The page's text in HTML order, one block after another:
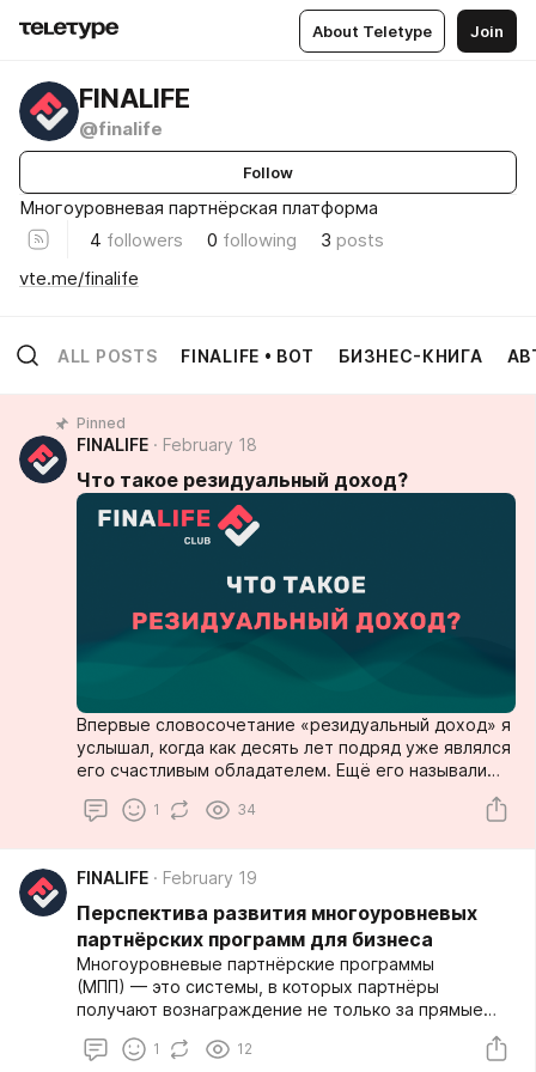
About Teletype Join
FINALIFE
@finalife
Follow
Многоуровневая партнёрская платформа
4 followers 0 following 3 posts
vte.me/finalife
ALL POSTS FINALIFE • BOT БИЗНЕС-КНИГА
Pinned
FINALIFE February 18
Что такое резидуальный доход?
Впервые словосочетание «резидуальный доход» я
услышал, когда как десять лет подряд уже являлся
его счастливым обладателем. Ещё его называли
довольно близко по смыслу.
1 34
FINALIFE February 19
Перспектива развития многоуровневых
партнёрских программ для бизнеса
Многоуровневые партнёрские программы
(МПП) — это системы, в которых партнёры
получают вознаграждение не только за прямые
продажи, но и за привлечение новых участников в
сеть. В условиях растущей конкуренции,
1 12